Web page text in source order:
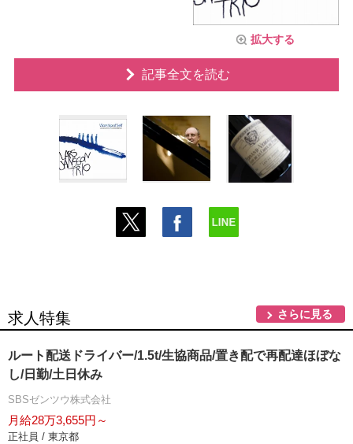
拡大する
記事全文を読む
求人特集 さらに見る
ルート配送ドライバー/1.5t/生協商品/置き配で再配達ほぼな
し/日勤/土日休み
SBSゼンツウ株式会社
月給28万3,655円～
正社員 / 東京都